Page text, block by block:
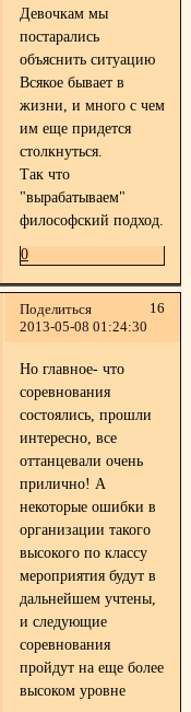
Девочкам мы
постарались
объяснить ситуацию
Всякое бывает в
жизни, и много с чем
им еще придется
столкнуться.
Так что
"вырабатываем"
философский подход.
0
Поделиться
16
2013-05-08 01:24:30
Но главное- что
соревнования
состоялись, прошли
интересно, все
оттанцевали очень
прилично! А
некоторые ошибки в
организации такого
высокого по классу
мероприятия будут в
дальнейшем учтены,
и следующие
соревнования
пройдут на еще более
высоком уровне